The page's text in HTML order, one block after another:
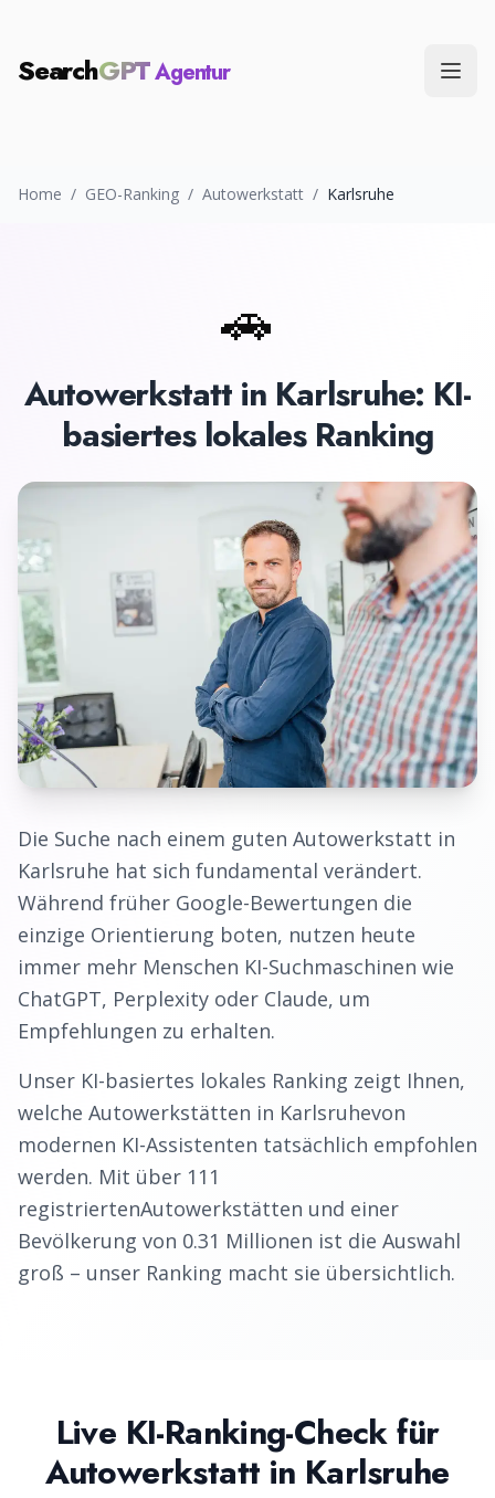
SearchGPTAgentur
Home / GEO-Ranking / Autowerkstatt / Karlsruhe
🚗
Autowerkstatt in Karlsruhe: KI-
basiertes lokales Ranking
Die Suche nach einem guten Autowerkstatt in
Karlsruhe hat sich fundamental verändert.
Während früher Google-Bewertungen die
einzige Orientierung boten, nutzen heute
immer mehr Menschen KI-Suchmaschinen wie
ChatGPT, Perplexity oder Claude, um
Empfehlungen zu erhalten.
Unser KI-basiertes lokales Ranking zeigt Ihnen,
welche Autowerkstätten in Karlsruhevon
modernen KI-Assistenten tatsächlich empfohlen
werden. Mit über 111
registriertenAutowerkstätten und einer
Bevölkerung von 0.31 Millionen ist die Auswahl
groß – unser Ranking macht sie übersichtlich.
Live KI-Ranking-Check für
Autowerkstatt in Karlsruhe